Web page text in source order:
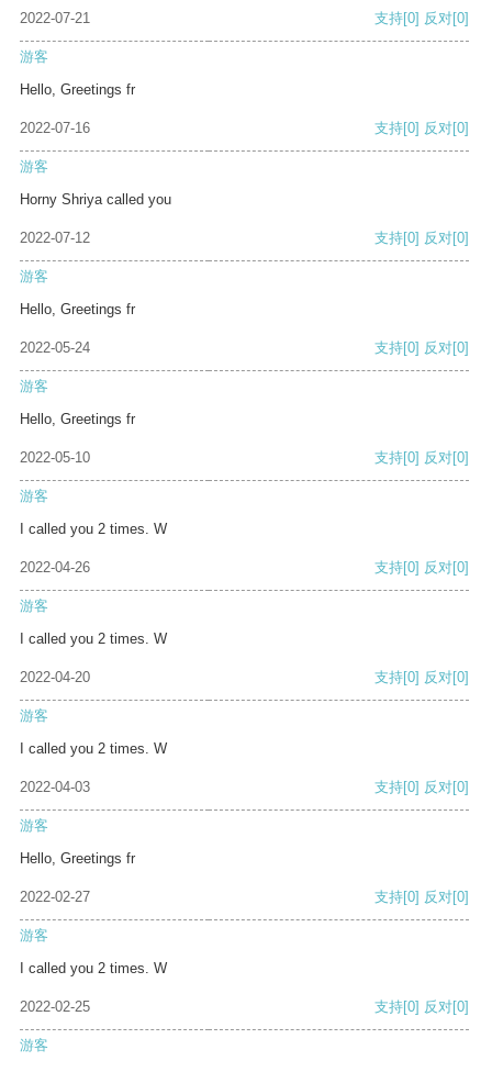
2022-07-21 支持[0] 反对[0]
游客
Hello, Greetings fr
2022-07-16 支持[0] 反对[0]
游客
Horny Shriya called you
2022-07-12 支持[0] 反对[0]
游客
Hello, Greetings fr
2022-05-24 支持[0] 反对[0]
游客
Hello, Greetings fr
2022-05-10 支持[0] 反对[0]
游客
I called you 2 times. W
2022-04-26 支持[0] 反对[0]
游客
I called you 2 times. W
2022-04-20 支持[0] 反对[0]
游客
I called you 2 times. W
2022-04-03 支持[0] 反对[0]
游客
Hello, Greetings fr
2022-02-27 支持[0] 反对[0]
游客
I called you 2 times. W
2022-02-25 支持[0] 反对[0]
游客